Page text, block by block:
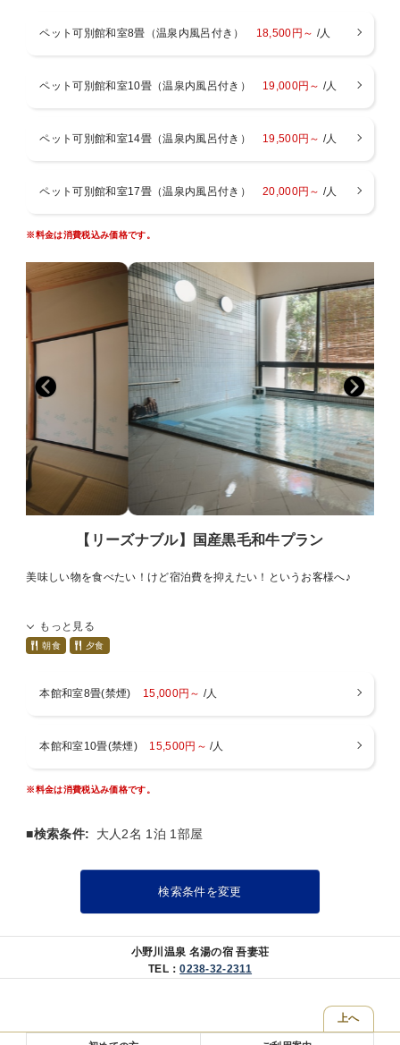
きているペットに限ります。
・木造の建物のため、足音やペットの鳴き声にご配慮くださ
※別館、吾妻園木造の建物のためお子様の受け入れをしてお
・チェックイン１５：００ チェックアウト１０：００
・wifi 全室無料wifi完備
・駐車場 建物正面に５台
・アレルギー対応不可
・暖房料500円（１部屋毎）：冬季12月～3
・本館貸切風呂→４５分間１５００円の予約制となります。
※部屋にシャワーがなく、シャワーをご利用の際は本館まで
外を歩く必要がございます。
・メインの牛肉料理は山形牛８０ｇのすき焼き
※コメント欄に要望がない場合は、山形牛のすき焼きをお出
ます。
・お食事場所
お部屋出し、またはペット同伴OKの個室会食場でお出し
致します。
■ペットのご宿泊について■
※重要※
「別館 吾妻園」にペット連れでのご宿泊を希望される方は
以下を良くお読みください。
・ペットのご宿泊料は無料
・ペット用の設備（足洗い場、ドッグラン、ゲージ、専用ト
イレ等)の設置なし
・汚物入れ用ゴミ箱あり
・ペット用のアメニティ（トイレシート、専用タオル、お食
事及びお水用のお皿）の用意なし
・必要なもの（ゲージ、餌、トイレシート、タオル等）は全
・ご宿泊は無駄吠えしない、粗相をしないなど、しつけので
・ペットがものを壊したり、粗相などをした場合は、料金を
頂戴する場合がございます。
るようお願いいたします。
一時間ご予約無料、本館大浴場の向かい側で、施錠可
なります。
・チェックイン１５：００ チェックアウト１０：００
・入浴時間 チェックイン～翌朝９：３０まで
・駐車場 建物正面に５台
・アレルギー対応不可
・本館貸切風呂→４５分間１５００円の予約制となります。
※お布団はお部屋にあらかじめご準備しております。
ペット可別館和室8畳（温泉内風呂付き） 18,500円～ /人
ペット可別館和室10畳（温泉内風呂付き） 19,000円～ /人
ペット可別館和室14畳（温泉内風呂付き） 19,500円～ /人
ペット可別館和室17畳（温泉内風呂付き）20,000円～ /人
※料金は消費税込み価格です。
【リーズナブル】国産黒毛和牛プラン
美味しい物を食べたい！けど宿泊費を抑えたい！というお客様へ♪
・夕食のメインは程よいサシと旨みが特徴の★国産黒毛和牛★のすき
焼きを
※しゃぶしゃぶをご希望の場合はコメント蘭にご記入ください。
※お布団はお部屋にあらかじめご準備しております。
■お子様について■
・小学生（大人料金の７０％）
・お子様ランチ、朝食つき、布団なし（大人料金の４０％）
・１歳以上、食事、布団なし（１５００円）
※小学生でもお子様ランチをご希望の場合、幼児（食事・布団あり）
・wifi ロビー、本館新館13室のみ（無料）
もっと見る
朝食 夕食
本館和室8畳(禁煙) 15,000円～ /人
本館和室10畳(禁煙) 15,500円～ /人
※料金は消費税込み価格です。
■検索条件: 大人2名 1泊 1部屋
検索条件を変更
小野川温泉 名湯の宿 吾妻荘
TEL：0238-32-2311
上へ